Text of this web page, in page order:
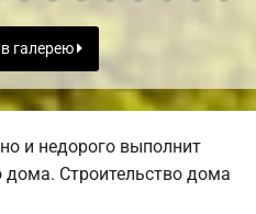
галерею
и недорого выполнит
дома. Строительство дома